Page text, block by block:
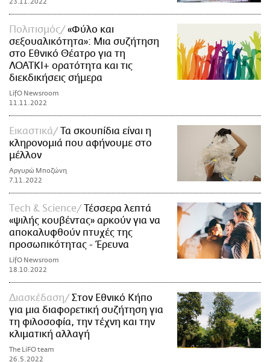
Πολιτισμός
«Φύλο και
σεξουαλικότητα»: Μια συζήτηση
στο Εθνικό Θέατρο για τη
ΛΟΑΤΚΙ+ ορατότητα και τις
διεκδικήσεις σήμερα
LifO Newsroom
11.11.2022
Εικαστικά
Τα σκουπίδια είναι η
κληρονομιά που αφήνουμε στο
μέλλον
Αργυρώ Μποζώνη
7.11.2022
Τech & Science
Τέσσερα λεπτά
«ψιλής κουβέντας» αρκούν για να
αποκαλυφθούν πτυχές της
προσωπικότητας - Έρευνα
LifO Newsroom
18.10.2022
Διασκέδαση
Στον Εθνικό Κήπο
για μια διαφορετική συζήτηση για
τη φιλοσοφία, την τέχνη και την
κλιματική αλλαγή
The LiFO team
26.5.2022